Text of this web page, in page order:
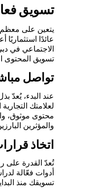
تسويق
يتعين على معظم
عائدًا
الاجتماعي في
تسويق المحتوى
تواصل
عند البدء، يُعدّ
لعلامتك
محتوى موثوق،
والمؤثرين
اتخاذ
تُعدّ القدرة على
أدوات فعّالة
تسويقك منذ